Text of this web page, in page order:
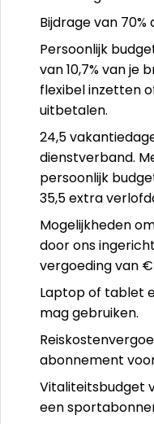
Bijdrage van 70%
Persoonlijk
van 10,7% van je
flexibel inzetten
uitbetalen.
24,5
dienstverband.
persoonlijk
35,5 extra
Mogelijkheden
door ons
vergoeding van
Laptop of tablet
mag gebruiken.
abonnement
Vitaliteitsbudget
een